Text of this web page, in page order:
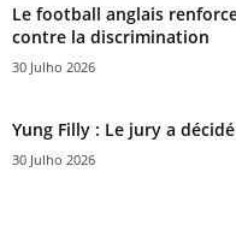
Le football anglais
contre la discrimination
30 Julho 2026
Yung Filly : Le jury a
30 Julho 2026